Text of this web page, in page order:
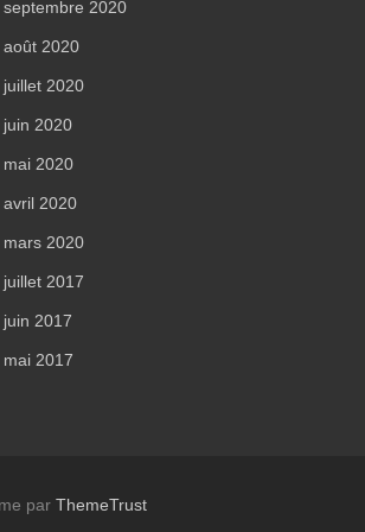
septembre 2020
août 2020
juillet 2020
juin 2020
mai 2020
avril 2020
mars 2020
juillet 2017
juin 2017
mai 2017
par ThemeTrust